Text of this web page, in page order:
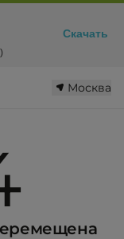
Москва
Скачать